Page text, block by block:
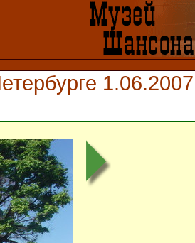
1.06.2007